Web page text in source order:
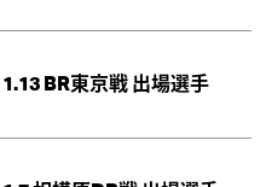
1.13 BR東京戦 出場選手